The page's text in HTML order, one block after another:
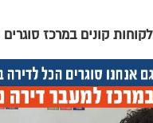
לקוחות קונים במרכז